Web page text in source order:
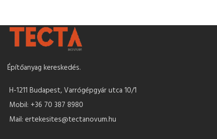
Építőanyag kereskedés.
H-1211 Budapest, Varrógépgyár utca 10/1
Mobil: +36 70 387 8980
Mail: ertekesites@tectanovum.hu